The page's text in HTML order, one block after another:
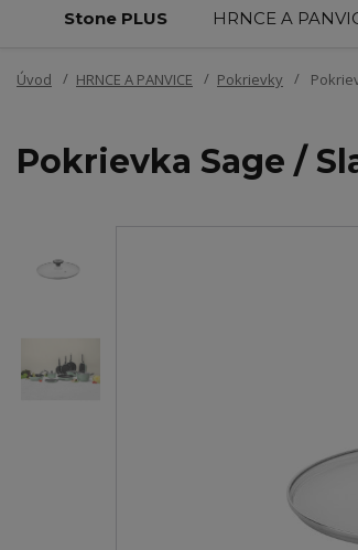
Stone PLUS HRNCE A
Úvod HRNCE A PANVICE Pokrievky
Pokrievka Sage /